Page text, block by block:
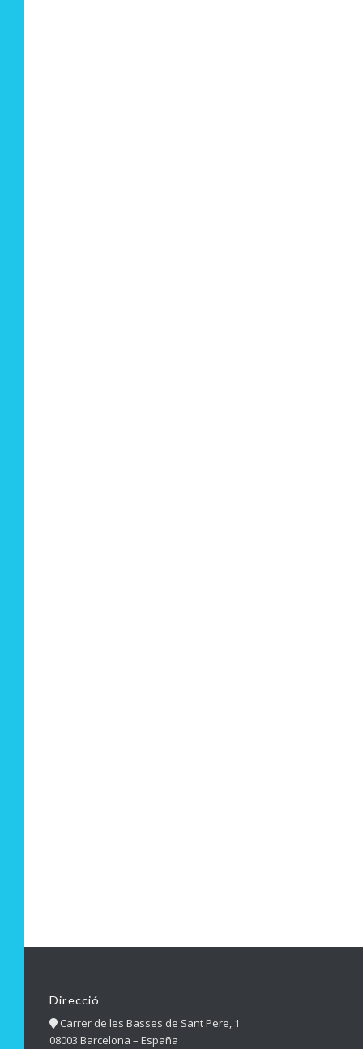
Direcció
Carrer de les Basses de Sant Pere, 1
08003 Barcelona – España